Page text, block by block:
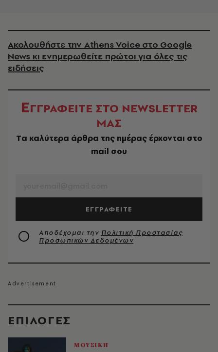
EΠΙΛΟΓΈΣ
ΜΟΥΣΙΚΗ
Ακολουθήστε την Athens Voice στο Google
News κι ενημερωθείτε πρώτοι για όλες τις
ειδήσεις
ΕΓΓΡΑΦΕΙΤΕ ΣΤΟ NEWSLETTER
ΜΑΣ
Tα καλύτερα άρθρα της ημέρας έρχονται στο
mail σου
ΕΓΓΡΑΦΕΙΤΕ
Αποδέχομαι την Πολιτική Προστασίας
Προσωπικών Δεδομένων